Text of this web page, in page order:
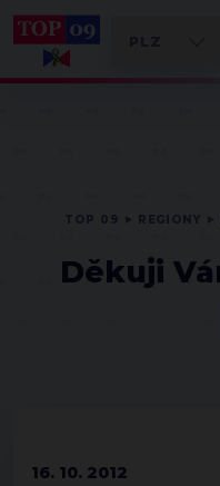
Děkuji
16. 10. 2012